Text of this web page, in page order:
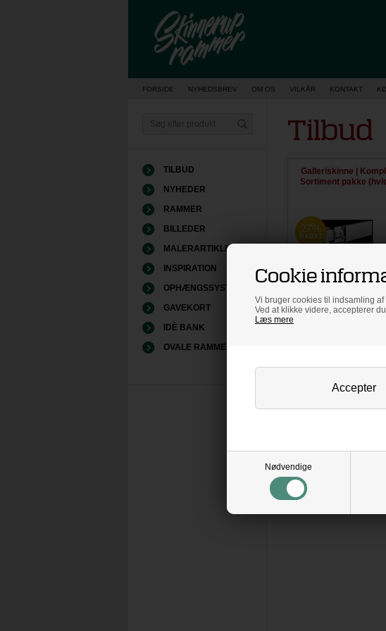
Cookie
Vi bruger cookies til indsamling
Ved at klikke videre, accepterer
Læs mere
Nødvendige
FORSIDE NYHEDSBREV OM OS VILKÅR KONTAKT
TILBUD
NYHEDER
RAMMER
BILLEDER
MALERARTIKLER
INSPIRATION
OPHÆNGSSYSTEMER
GAVEKORT
IDÈ BANK
OVALE RAMMER
Tilbud
Galleriskinne |
Sortiment pakke
27%
RABAT
273,00198,00 DKK